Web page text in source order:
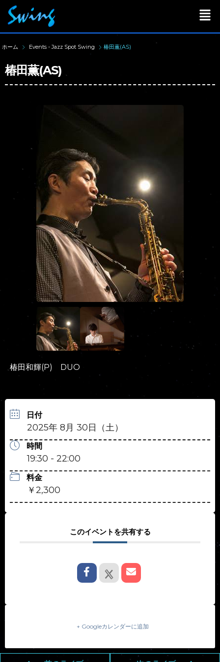
ホーム Events - Jazz Spot Swing 椿田薫(AS)
椿田薫(AS)
椿田和輝(P) DUO
日付
2025年 8月 30日（土）
時間
19:30 - 22:00
料金
￥2,300
このイベントを共有する
+ Googleカレンダーに追加